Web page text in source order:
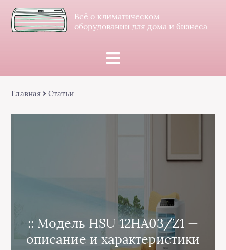
Всё о климатическом
оборудовании для дома и бизнеса
Главная Статьи
:: Модель HSU 12HA03/Z1 —
описание и характеристики